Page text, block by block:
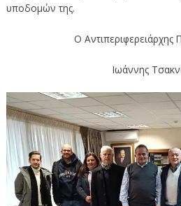
υποδομών της.
Ο Αντιπεριφερειάρχης
Ιωάννης